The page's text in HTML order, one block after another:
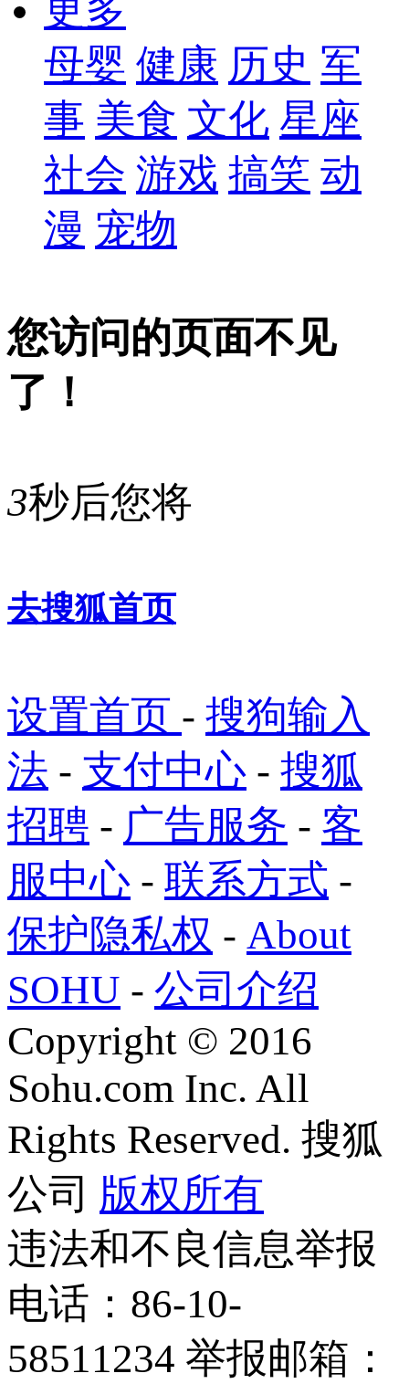
更多
母婴 健康 历史 军
事 美食 文化 星座
社会 游戏 搞笑 动
漫 宠物
您访问的页面不见
了！
3秒后您将
去搜狐首页
设置首页 - 搜狗输入
法 - 支付中心 - 搜狐
招聘 - 广告服务 - 客
服中心 - 联系方式 -
保护隐私权 - About
SOHU - 公司介绍
Copyright © 2016
Sohu.com Inc. All
Rights Reserved. 搜狐
公司 版权所有
违法和不良信息举报
电话：86-10-
58511234 举报邮箱：